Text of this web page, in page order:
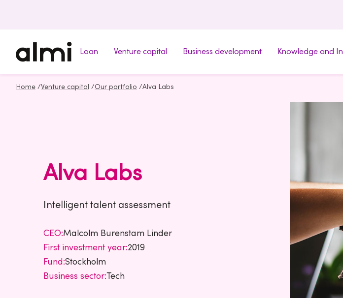
Loan Venture capital Business development Knowledge and
Home /Venture capital /Our portfolio /Alva Labs
Alva Labs
Intelligent talent assessment
CEO:Malcolm Burenstam Linder
First investment year:2019
Fund:Stockholm
Business sector:Tech